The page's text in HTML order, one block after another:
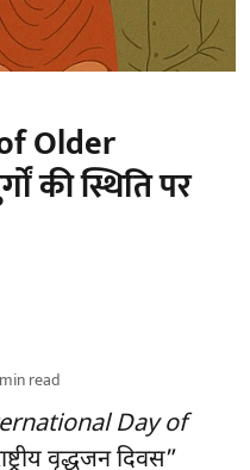
Older
की स्थिति पर
min read
Day of
वृद्धजन दिवस”